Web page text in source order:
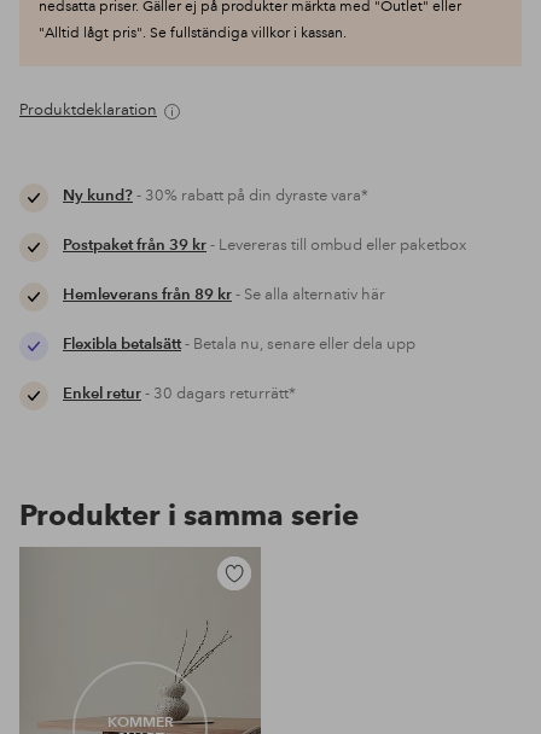
nedsatta priser. Gäller ej på produkter märkta med "Outlet" eller
"Alltid lågt pris". Se fullständiga villkor i kassan.
Produktdeklaration
Ny kund?- 30% rabatt på din dyraste vara*
Postpaket från 39 kr- Levereras till ombud eller paketbox
Hemleverans från 89 kr- Se alla alternativ här
Flexibla betalsätt- Betala nu, senare eller dela upp
Enkel retur- 30 dagars returrätt*
Produkter i samma serie
KOMMER
favoriter